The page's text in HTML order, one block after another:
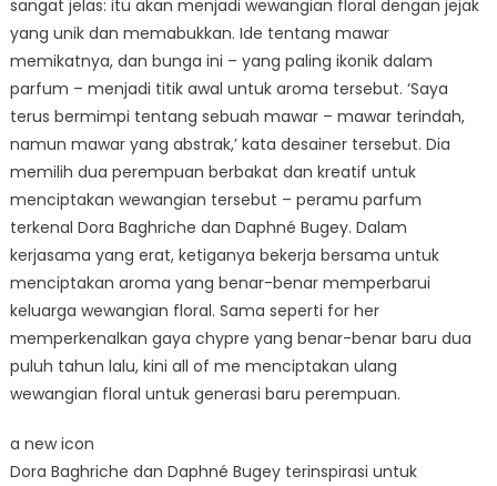
sangat jelas: itu akan menjadi wewangian floral dengan jejak
yang unik dan memabukkan. Ide tentang mawar
memikatnya, dan bunga ini – yang paling ikonik dalam
parfum – menjadi titik awal untuk aroma tersebut. ‘Saya
terus bermimpi tentang sebuah mawar – mawar terindah,
namun mawar yang abstrak,’ kata desainer tersebut. Dia
memilih dua perempuan berbakat dan kreatif untuk
menciptakan wewangian tersebut – peramu parfum
terkenal Dora Baghriche dan Daphné Bugey. Dalam
kerjasama yang erat, ketiganya bekerja bersama untuk
menciptakan aroma yang benar-benar memperbarui
keluarga wewangian floral. Sama seperti for her
memperkenalkan gaya chypre yang benar-benar baru dua
puluh tahun lalu, kini all of me menciptakan ulang
wewangian floral untuk generasi baru perempuan.
a new icon
Dora Baghriche dan Daphné Bugey terinspirasi untuk